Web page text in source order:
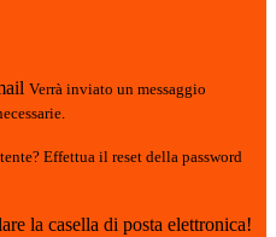
Verrà inviato un messaggio
Effettua il reset della password
la casella di posta elettronica!